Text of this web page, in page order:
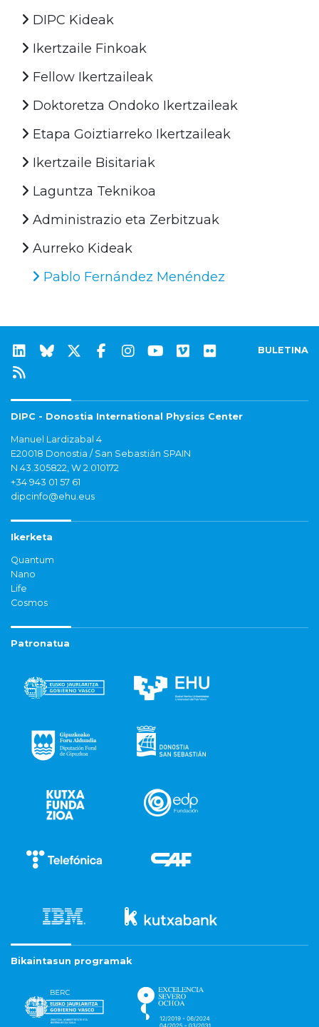
DIPC Kideak
Ikertzaile Finkoak
Fellow Ikertzaileak
Doktoretza Ondoko Ikertzaileak
Etapa Goiztiarreko Ikertzaileak
Ikertzaile Bisitariak
Laguntza Teknikoa
Administrazio eta Zerbitzuak
Aurreko Kideak
Pablo Fernández Menéndez
BULETINA
DIPC - Donostia International Physics Center
Manuel Lardizabal 4
E20018 Donostia / San Sebastián SPAIN
N 43.305822, W 2.010172
+34 943 01 57 61
dipcinfo@ehu.eus
Ikerketa
Quantum
Nano
Life
Cosmos
Patronatua
Bikaintasun programak